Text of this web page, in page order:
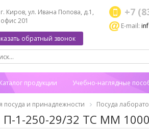
г. Киров, ул. Ивана Попова, д.1,
офис 201
+7
E-mail:
обратный звонок
Каталог продукции Учебно-наглядные
посуда и принадлежности Посуда
П-1-250-29/32 ТС ММ